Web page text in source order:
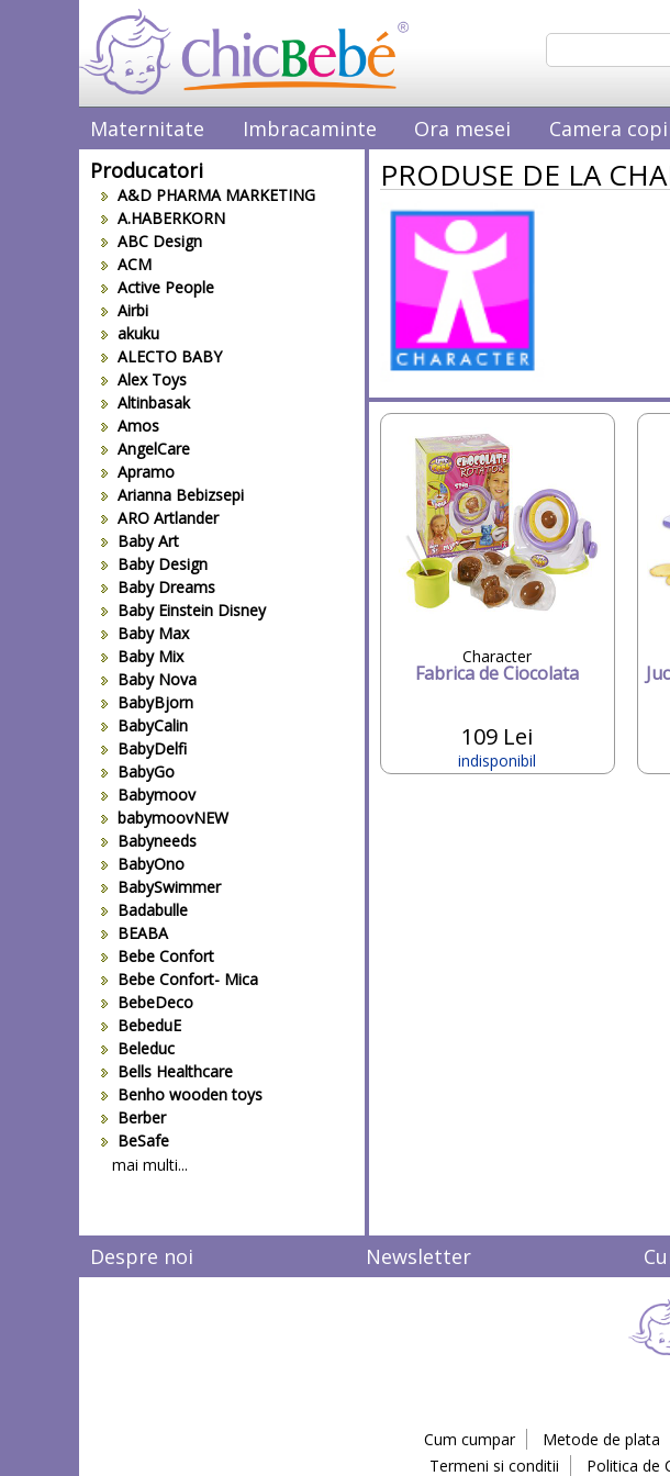
Maternitate Imbracaminte Ora mesei Camera
Producatori
A&D PHARMA MARKETING
A.HABERKORN
ABC Design
ACM
Active People
Airbi
akuku
ALECTO BABY
Alex Toys
Altinbasak
Amos
AngelCare
Apramo
Arianna Bebizsepi
ARO Artlander
Baby Art
Baby Design
Baby Dreams
Baby Einstein Disney
Baby Max
Baby Mix
Baby Nova
BabyBjorn
BabyCalin
BabyDelfi
BabyGo
Babymoov
babymoovNEW
Babyneeds
BabyOno
BabySwimmer
Badabulle
BEABA
Bebe Confort
Bebe Confort- Mica
BebeDeco
BebeduE
Beleduc
Bells Healthcare
Benho wooden toys
Berber
BeSafe
Bestway
Big Backyard
BOB REVOLUTION
Bomiko
mai multi...
PRODUSE DE LA
Character
Fabrica de Ciocolata
109 Lei
indisponibil
Despre noi Newsletter
Cum cumpar Metode de plata
Termeni si conditii
Politica de